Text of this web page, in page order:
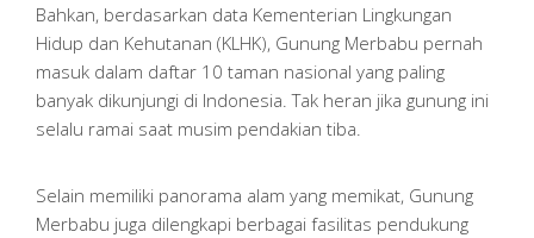
Bahkan, berdasarkan data Kementerian Lingkungan
Hidup dan Kehutanan (KLHK), Gunung Merbabu pernah
masuk dalam daftar 10 taman nasional yang paling
banyak dikunjungi di Indonesia. Tak heran jika gunung ini
selalu ramai saat musim pendakian tiba.
Selain memiliki panorama alam yang memikat, Gunung
Merbabu juga dilengkapi berbagai fasilitas pendukung